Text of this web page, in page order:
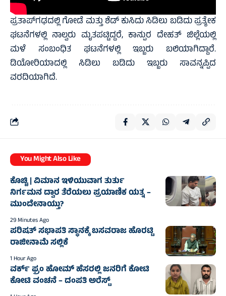
ಪ್ರತಾಪ್‌ಗಢದಲ್ಲಿ ಗೋಡೆ ಮತ್ತು ಶೆಡ್ ಕುಸಿದು ಸಿಡಿಲು ಬಡಿದು ಪ್ರತ್ಯೇಕ
ಘಟನೆಗಳಲ್ಲಿ ನಾಲ್ವರು ಮೃತಪಟ್ಟಿದ್ದರೆ, ಕಾನ್ಪುರ ದೇಹತ್ ಜಿಲ್ಲೆಯಲ್ಲಿ
ಮಳೆ ಸಂಬಂಧಿತ ಘಟನೆಗಳಲ್ಲಿ ಇಬ್ಬರು ಬಲಿಯಾಗಿದ್ದಾರೆ.
ಡಿಯೋರಿಯಾದಲ್ಲಿ ಸಿಡಿಲು ಬಡಿದು ಇಬ್ಬರು ಸಾವನ್ನಪ್ಪಿದ
ವರದಿಯಾಗಿದೆ.
You Might Also Like
ಕೊಚ್ಚಿ | ವಿಮಾನ ಇಳಿಯುವಾಗ ತುರ್ತು
ನಿರ್ಗಮನ ದ್ವಾರ ತೆರೆಯಲು ಪ್ರಯಾಣಿಕ ಯತ್ನ –
ಮುಂದೇನಾಯ್ತು?
29 Minutes Ago
ಪರಿಷತ್ ಸಭಾಪತಿ ಸ್ಥಾನಕ್ಕೆ ಬಸವರಾಜ ಹೊರಟ್ಟಿ
ರಾಜೀನಾಮೆ ಸಲ್ಲಿಕೆ
1 Hour Ago
ವರ್ಕ್ ಫ್ರಂ ಹೋಮ್ ಹೆಸರಲ್ಲಿ ಜನರಿಗೆ ಕೋಟಿ
ಕೋಟಿ ವಂಚನೆ – ದಂಪತಿ ಅರೆಸ್ಟ್